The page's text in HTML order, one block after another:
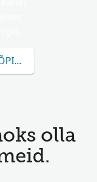
ROHKEM
olla